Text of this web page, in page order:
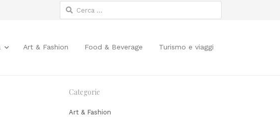
Ricerca
per:
Art & Fashion Food & Beverage Turismo e viaggi
Categorie
Art & Fashion